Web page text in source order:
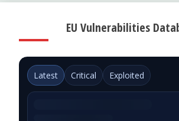
EU Vulnerabilities
Latest Critical Exploited